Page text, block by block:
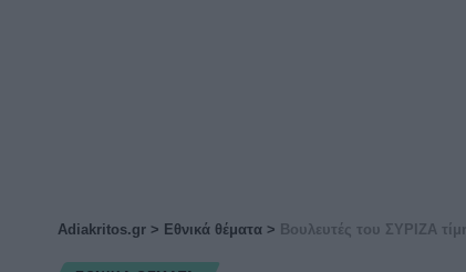
Adiakritos.gr > Εθνικά θέματα > Βουλευτές του ΣΥΡΙΖΑ